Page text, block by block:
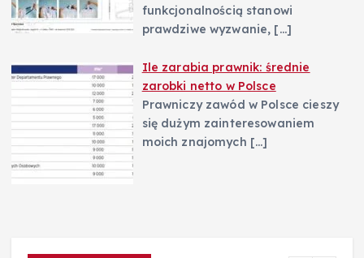
funkcjonalnością stanowi
prawdziwe wyzwanie, […]
Ile zarabia prawnik: średnie
zarobki netto w Polsce
Prawniczy zawód w Polsce cieszy
się dużym zainteresowaniem
moich znajomych […]